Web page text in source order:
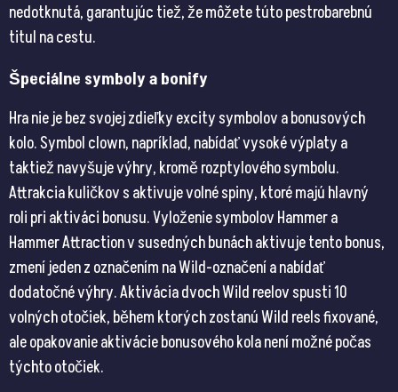
nedotknutá, garantujúc tiež, že môžete túto pestrobarebnú
titul na cestu​​.
Špeciálne symboly a bonify
Hra nie je bez svojej zdieľky excity symbolov a bonusových
kolo. Symbol clown, napríklad, nabídať vysoké výplaty a
taktiež navyšuje výhry, kromě rozptylového symbolu.
Attrakcia kuličkov s aktivuje volné spiny, ktoré majú hlavný
roli pri aktiváci bonusu. Vyloženie symbolov Hammer a
Hammer Attraction v susedných bunách aktivuje tento bonus,
zmení jeden z označením na Wild-označení a nabídať
dodatočné výhry. Aktivácia dvoch Wild reelov spusti 10
volných otočiek, během ktorých zostanú Wild reels fixované,
ale opakovanie aktivácie bonusového kola není možné počas
týchto otočiek​​.